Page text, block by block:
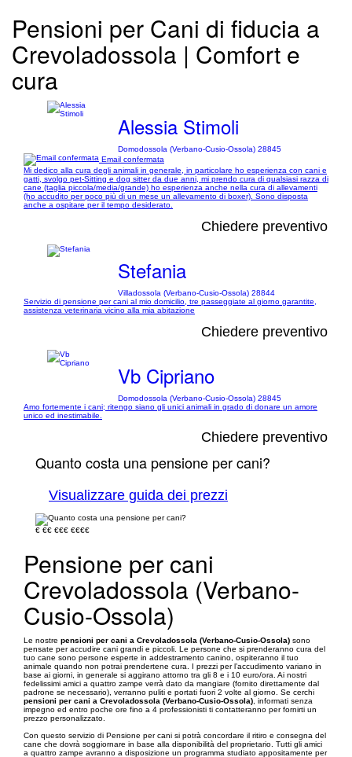
Pensioni per Cani di fiducia a
Crevoladossola | Comfort e
cura
Alessia Stimoli
Domodossola (Verbano-Cusio-Ossola) 28845
Email confermata
Mi dedico alla cura degli animali in generale, in particolare ho esperienza con cani e
gatti, svolgo pet-Sitting e dog sitter da due anni, mi prendo cura di qualsiasi razza di
cane (taglia piccola/media/grande) ho esperienza anche nella cura di allevamenti
(ho accudito per poco più di un mese un allevamento di boxer). Sono disposta
anche a ospitare per il tempo desiderato.
Chiedere preventivo
Stefania
Villadossola (Verbano-Cusio-Ossola) 28844
Servizio di pensione per cani al mio domicilio, tre passeggiate al giorno garantite,
assistenza veterinaria vicino alla mia abitazione
Chiedere preventivo
Vb Cipriano
Domodossola (Verbano-Cusio-Ossola) 28845
Amo fortemente i cani; ritengo siano gli unici animali in grado di donare un amore
unico ed inestimabile.
Chiedere preventivo
Quanto costa una pensione per cani?
Visualizzare guida dei prezzi
€ €€ €€€ €€€€
Pensione per cani
Crevoladossola (Verbano-
Cusio-Ossola)
Le nostre pensioni per cani a Crevoladossola (Verbano-Cusio-Ossola) sono
pensate per accudire cani grandi e piccoli. Le persone che si prenderanno cura del
tuo cane sono persone esperte in addestramento canino, ospiteranno il tuo
animale quando non potrai prendertene cura. I prezzi per l’accudimento variano in
base ai giorni, in generale si aggirano attorno tra gli 8 e i 10 euro/ora. Ai nostri
fedelissimi amici a quattro zampe verrà dato da mangiare (fornito direttamente dal
padrone se necessario), verranno puliti e portati fuori 2 volte al giorno. Se cerchi
pensioni per cani a Crevoladossola (Verbano-Cusio-Ossola) , informati senza
impegno ed entro poche ore fino a 4 professionisti ti contatteranno per fornirti un
prezzo personalizzato.
Con questo servizio di Pensione per cani si potrà concordare il ritiro e consegna del
cane che dovrà soggiornare in base alla disponibilità del proprietario. Tutti gli amici
a quattro zampe avranno a disposizione un programma studiato appositamente per